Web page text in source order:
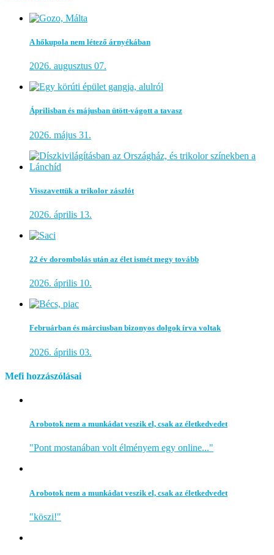
A hőkupola nem létező árnyékában
2026. augusztus 07.
Áprilisban és májusban ütött-vágott a tavasz
2026. május 31.
Visszavettük a trikolor zászlót
2026. április 13.
22 év dorombolás után az élet ismét megy tovább
2026. április 10.
Februárban és márciusban bizonyos dolgok írva voltak
2026. április 03.
Mefi hozzászólásai
A robotok nem a munkádat veszik el, csak az életkedvedet
"Pont mostanában volt élményem egy online..."
A robotok nem a munkádat veszik el, csak az életkedvedet
"köszi!"